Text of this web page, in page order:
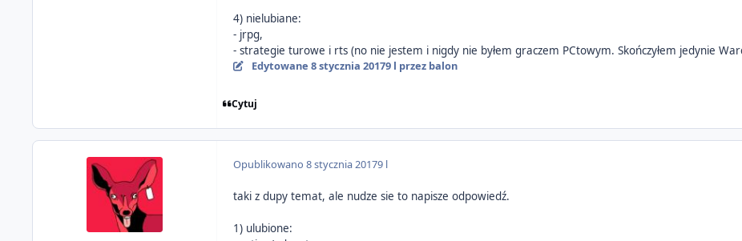
4) nielubiane:
- jrpg,
- strategie turowe i rts (no nie jestem i nigdy nie byłem graczem PCtowym. Skończyłem jedynie
Edytowane 8 stycznia 20179 l przez balon
Cytuj
Opublikowano8 stycznia 20179 l
taki z dupy temat, ale nudze sie to napisze odpowiedź.
1) ulubione: